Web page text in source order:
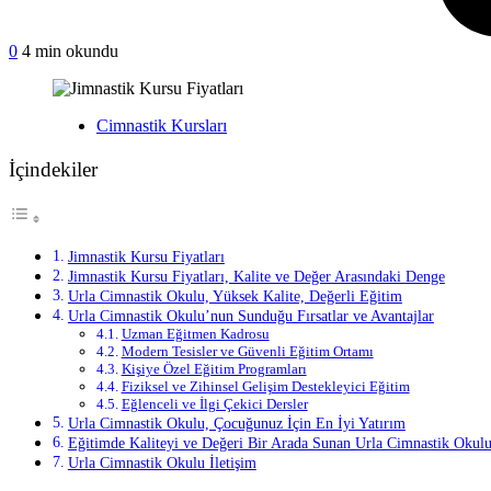
0 on
Kursu
4 min okundu
YayınlananCimnastik Kursları
İçindekiler
Jimnastik Kursu Fiyatları
Jimnastik Kursu Fiyatları, Kalite ve Değer Arasındaki Denge
Urla Cimnastik Okulu, Yüksek Kalite, Değerli Eğitim
Urla Cimnastik Okulu’nun Sunduğu Fırsatlar ve Avantajlar
Uzman Eğitmen Kadrosu
Modern Tesisler ve Güvenli Eğitim Ortamı
Kişiye Özel Eğitim Programları
Fiziksel ve Zihinsel Gelişim Destekleyici Eğitim
Eğlenceli ve İlgi Çekici Dersler
Urla Cimnastik Okulu, Çocuğunuz İçin En İyi Yatırım
Eğitimde Kaliteyi ve Değeri Bir Arada Sunan Urla Cimnastik Okulu
Urla Cimnastik Okulu İletişim